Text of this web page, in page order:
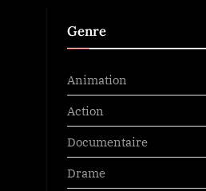
Genre
Animation
Action
Documentaire
Drame